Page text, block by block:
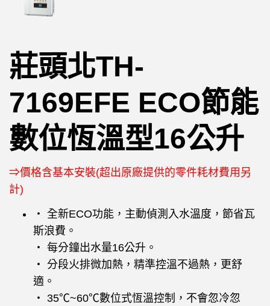
莊頭北TH-
7169EFE ECO節能
數位恆溫型16公升
⇒價格含基本安裝(超出原廠提供的零件耗材費用另
計)
‧ 全新ECO功能，主動偵測入水溫度，節省瓦
斯浪費。
‧ 每分鐘出水量16公升。
‧ 分段火排微加熱，精準控溫不過熱，更舒
適。
‧ 35℃~60℃數位式恆溫控制，不會忽冷忽